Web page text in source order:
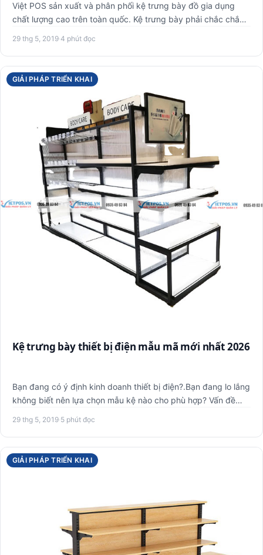
Việt POS sản xuất và phân phối kệ trưng bày đồ gia dụng
chất lượng cao trên toàn quốc. Kệ trưng bày phải chắc chắn,
29 thg 5, 2019·4 phút đọc
GIẢI PHÁP TRIỂN KHAI
Kệ trưng bày thiết bị điện mẫu mã mới nhất 2026
Bạn đang có ý định kinh doanh thiết bị điện?.Bạn đang lo lắng
không biết nên lựa chọn mẫu kệ nào cho phù hợp? Vấn đề
29 thg 5, 2019·5 phút đọc
GIẢI PHÁP TRIỂN KHAI